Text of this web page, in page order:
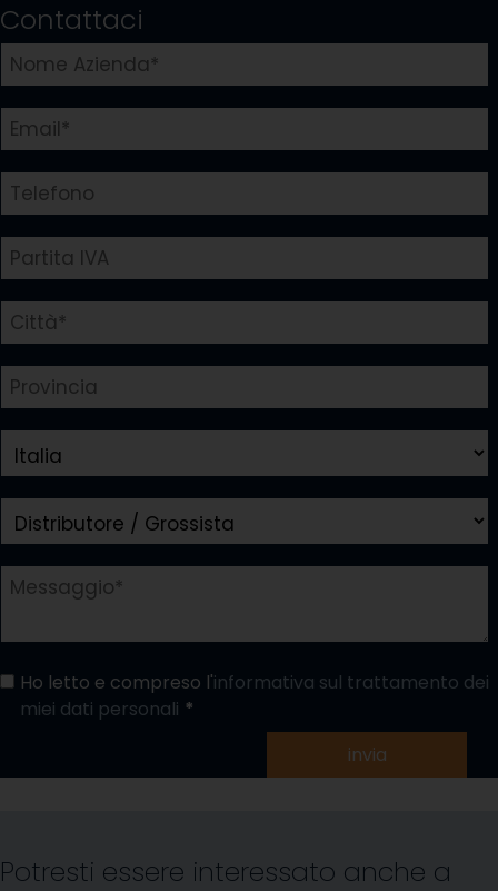
Contattaci
Ho letto e compreso l'informativa sul trattamento dei
miei dati personali
invia
Potresti essere interessato anche a